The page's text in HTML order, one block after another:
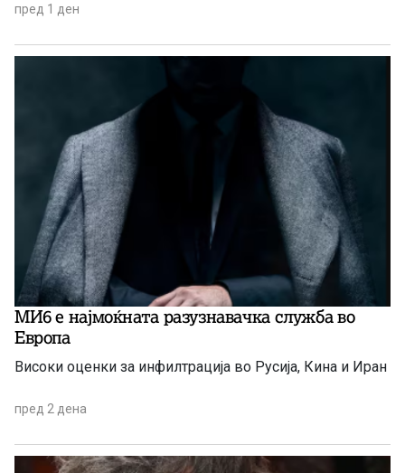
пред 1 ден
МИ6 е најмоќната разузнавачка служба во
Европа
Високи оценки за инфилтрација во Русија, Кина и Иран
пред 2 дена